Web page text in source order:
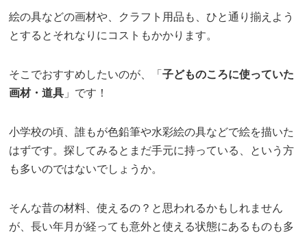
絵の具などの画材や、クラフト用品も、ひと通り揃えよう
とするとそれなりにコストもかかります。
そこでおすすめしたいのが、「子どものころに使っていた
画材・道具 」です！
小学校の頃、誰もが色鉛筆や水彩絵の具などで絵を描いた
はずです。探してみるとまだ手元に持っている、という方
も多いのではないでしょうか。
そんな昔の材料、使えるの？と思われるかもしれません
が、長い年月が経っても意外と使える状態にあるものも多